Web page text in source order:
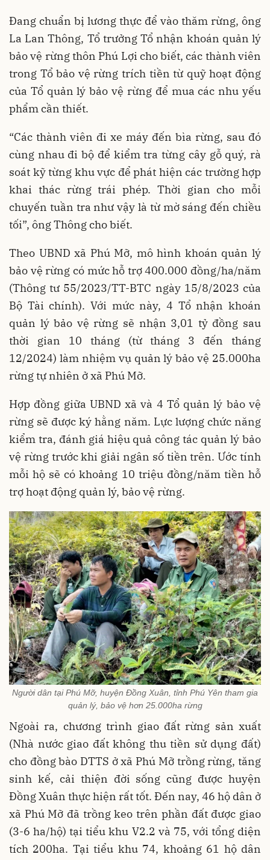
Đang chuẩn bị lương thực để vào thăm rừng, ông
La Lan Thông, Tổ trưởng Tổ nhận khoán quản lý
bảo vệ rừng thôn Phú Lợi cho biết, các thành viên
trong Tổ bảo vệ rừng trích tiền từ quỹ hoạt động
của Tổ quản lý bảo vệ rừng để mua các nhu yếu
phẩm cần thiết.
“Các thành viên đi xe máy đến bìa rừng, sau đó
cùng nhau đi bộ để kiểm tra từng cây gỗ quý, rà
soát kỹ từng khu vực để phát hiện các trường hợp
khai thác rừng trái phép. Thời gian cho mỗi
chuyến tuần tra như vậy là từ mờ sáng đến chiều
tối”, ông Thông cho biết.
Theo UBND xã Phú Mỡ, mô hình khoán quản lý
bảo vệ rừng có mức hỗ trợ 400.000 đồng/ha/năm
(Thông tư 55/2023/TT-BTC ngày 15/8/2023 của
Bộ Tài chính). Với mức này, 4 Tổ nhận khoán
quản lý bảo vệ rừng sẽ nhận 3,01 tỷ đồng sau
thời gian 10 tháng (từ tháng 3 đến tháng
12/2024) làm nhiệm vụ quản lý bảo vệ 25.000ha
rừng tự nhiên ở xã Phú Mỡ.
Hợp đồng giữa UBND xã và 4 Tổ quản lý bảo vệ
rừng sẽ được ký hằng năm. Lực lượng chức năng
kiểm tra, đánh giá hiệu quả công tác quản lý bảo
vệ rừng trước khi giải ngân số tiền trên. Ước tính
mỗi hộ sẽ có khoảng 10 triệu đồng/năm tiền hỗ
trợ hoạt động quản lý, bảo vệ rừng.
Người dân tại Phú Mỡ, huyện Đồng Xuân, tỉnh Phú Yên tham gia
quản lý, bảo vệ hơn 25.000ha rừng
Ngoài ra, chương trình giao đất rừng sản xuất
(Nhà nước giao đất không thu tiền sử dụng đất)
cho đồng bào DTTS ở xã Phú Mỡ trồng rừng, tăng
sinh kế, cải thiện đời sống cũng được huyện
Đồng Xuân thực hiện rất tốt. Đến nay, 46 hộ dân ở
xã Phú Mỡ đã trồng keo trên phần đất được giao
(3-6 ha/hộ) tại tiểu khu V2.2 và 75, với tổng diện
tích 200ha. Tại tiểu khu 74, khoảng 61 hộ dân